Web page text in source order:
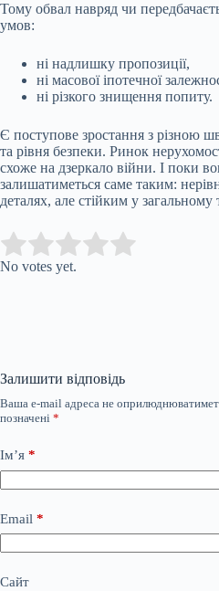
Тому обвал навряд чи
умов:
ні надлишку пропозиції,
ні масової іпотечної
ні різкого знищення попиту.
Є поступове зростання з різною
та рівня безпеки. Ринок
схоже на дзеркало війни. І поки
залишатиметься саме таким:
деталях, але стійким у загальному
Rate this item:
No votes yet.
Залишити відповідь
Ваша e-mail адреса не
позначені *
Ім’я *
Email *
Сайт